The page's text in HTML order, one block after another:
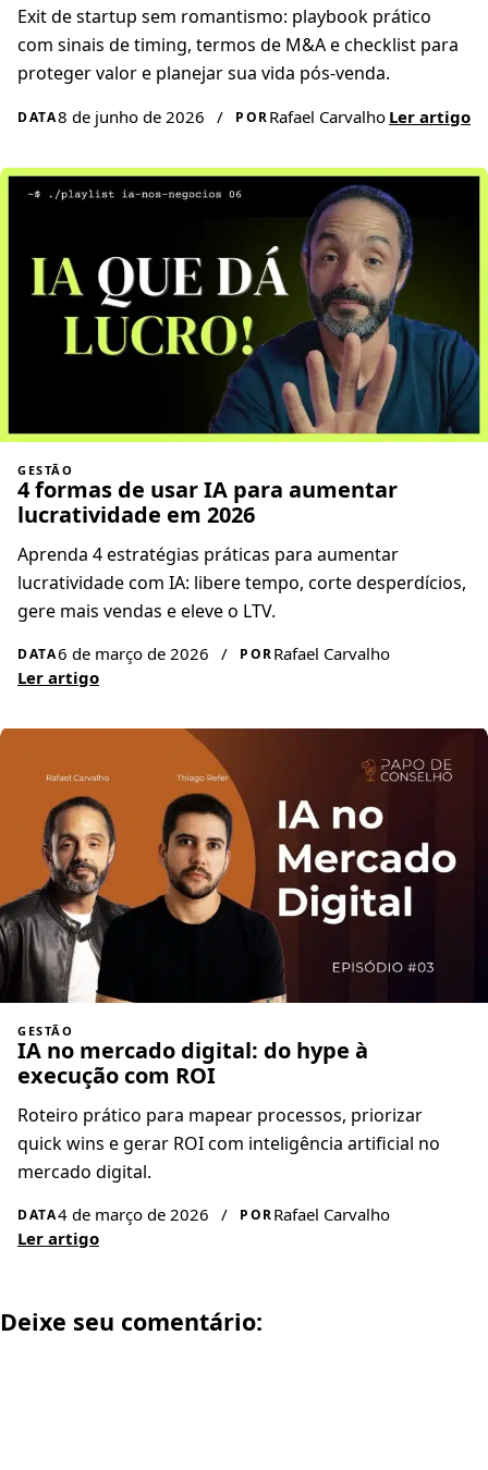
Exit de startup sem romantismo: playbook prático
com sinais de timing, termos de M&A e checklist para
proteger valor e planejar sua vida pós-venda.
DATA8 de junho de 2026 / PORRafael Carvalho Ler artigo
GESTÃO
4 formas de usar IA para aumentar
lucratividade em 2026
Aprenda 4 estratégias práticas para aumentar
lucratividade com IA: libere tempo, corte desperdícios,
gere mais vendas e eleve o LTV.
DATA6 de março de 2026 / PORRafael Carvalho
Ler artigo
GESTÃO
IA no mercado digital: do hype à
execução com ROI
Roteiro prático para mapear processos, priorizar
quick wins e gerar ROI com inteligência artificial no
mercado digital.
DATA4 de março de 2026 / PORRafael Carvalho
Ler artigo
Deixe seu comentário: